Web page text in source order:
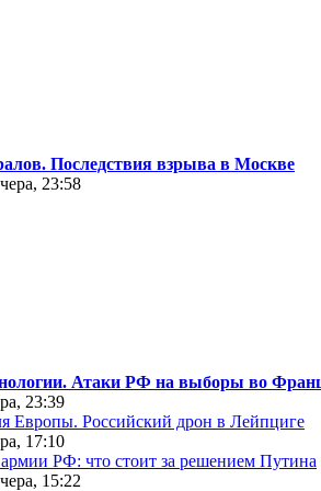
Последствия взрыва в Москве
23:58
Атаки РФ на выборы во
23:39
Европы. Российский дрон в Лейпциге
17:10
РФ: что стоит за решением Путина
15:22